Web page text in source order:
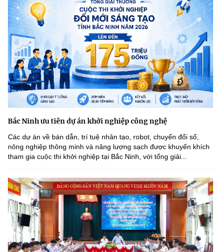
Bắc Ninh ưu tiên dự án khởi nghiệp công nghệ
Các dự án về bán dẫn, trí tuệ nhân tạo, robot, chuyển đổi số,
nông nghiệp thông minh và năng lượng sạch được khuyến khích
tham gia cuộc thi khởi nghiệp tại Bắc Ninh, với tổng giải...